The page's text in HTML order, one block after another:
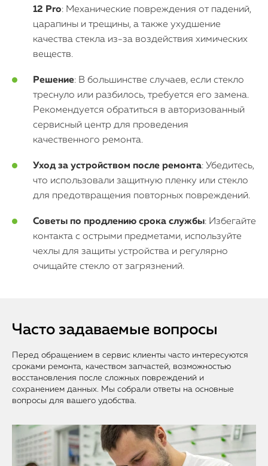
Контакты
Статьи
12 Pro: Механические повреждения от падений,
царапины и трещины, а также ухудшение
качества стекла из-за воздействия химических
веществ.
Решение: В большинстве случаев, если стекло
треснуло или разбилось, требуется его замена.
Рекомендуется обратиться в авторизованный
сервисный центр для проведения
качественного ремонта.
Уход за устройством после ремонта: Убедитесь,
что использовали защитную пленку или стекло
для предотвращения повторных повреждений.
Советы по продлению срока службы: Избегайте
контакта с острыми предметами, используйте
чехлы для защиты устройства и регулярно
очищайте стекло от загрязнений.
Часто задаваемые вопросы
Перед обращением в сервис клиенты часто интересуются
сроками ремонта, качеством запчастей, возможностью
восстановления после сложных повреждений и
сохранением данных. Мы собрали ответы на основные
вопросы для вашего удобства.